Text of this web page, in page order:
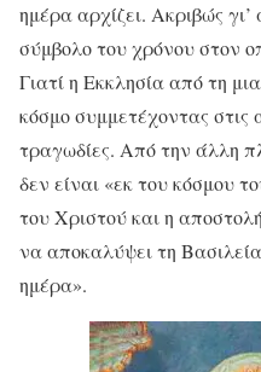
ημέρα αρχίζει. Ακριβώς
σύμβολο του χρόνου στον
Γιατί η Εκκλησία από τη
κόσμο συμμετέχοντας στις
τραγωδίες. Από την άλλη
δεν είναι «εκ του κόσμου
του Χριστού και η
να αποκαλύψει τη
ημέρα».